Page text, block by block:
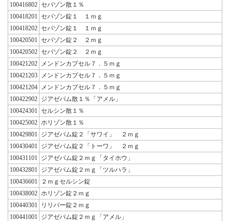
100416802 セパゾン散１％
100418201
セパゾン錠１ １ｍｇ
100418202 セパゾン錠１ １ｍｇ
100420501
セパゾン錠２ ２ｍｇ
100420502 セパゾン錠２ ２ｍｇ
100421202
メンドンカプセル７．５ｍｇ
100421203
メンドンカプセル７．５ｍｇ
100421204
メンドンカプセル７．５ｍｇ
100422902 ジアゼパム散１％「アメル」
100424301
セルシン散１％
100425002 ホリゾン散１％
100429801
ジアゼパム錠２「サワイ」 ２ｍｇ
100430401
ジアゼパム錠２「トーワ」 ２ｍｇ
100431101
ジアゼパム錠２ｍｇ「タイホウ」
100432801
ジアゼパム錠２ｍｇ「ツルハラ」
100436601
２ｍｇセルシン錠
100438002 ホリゾン錠２ｍｇ
100440301
リリバー錠２ｍｇ
100441001
ジアゼパム錠２ｍｇ「アメル」